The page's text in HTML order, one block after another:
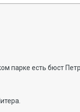
парке есть бюст